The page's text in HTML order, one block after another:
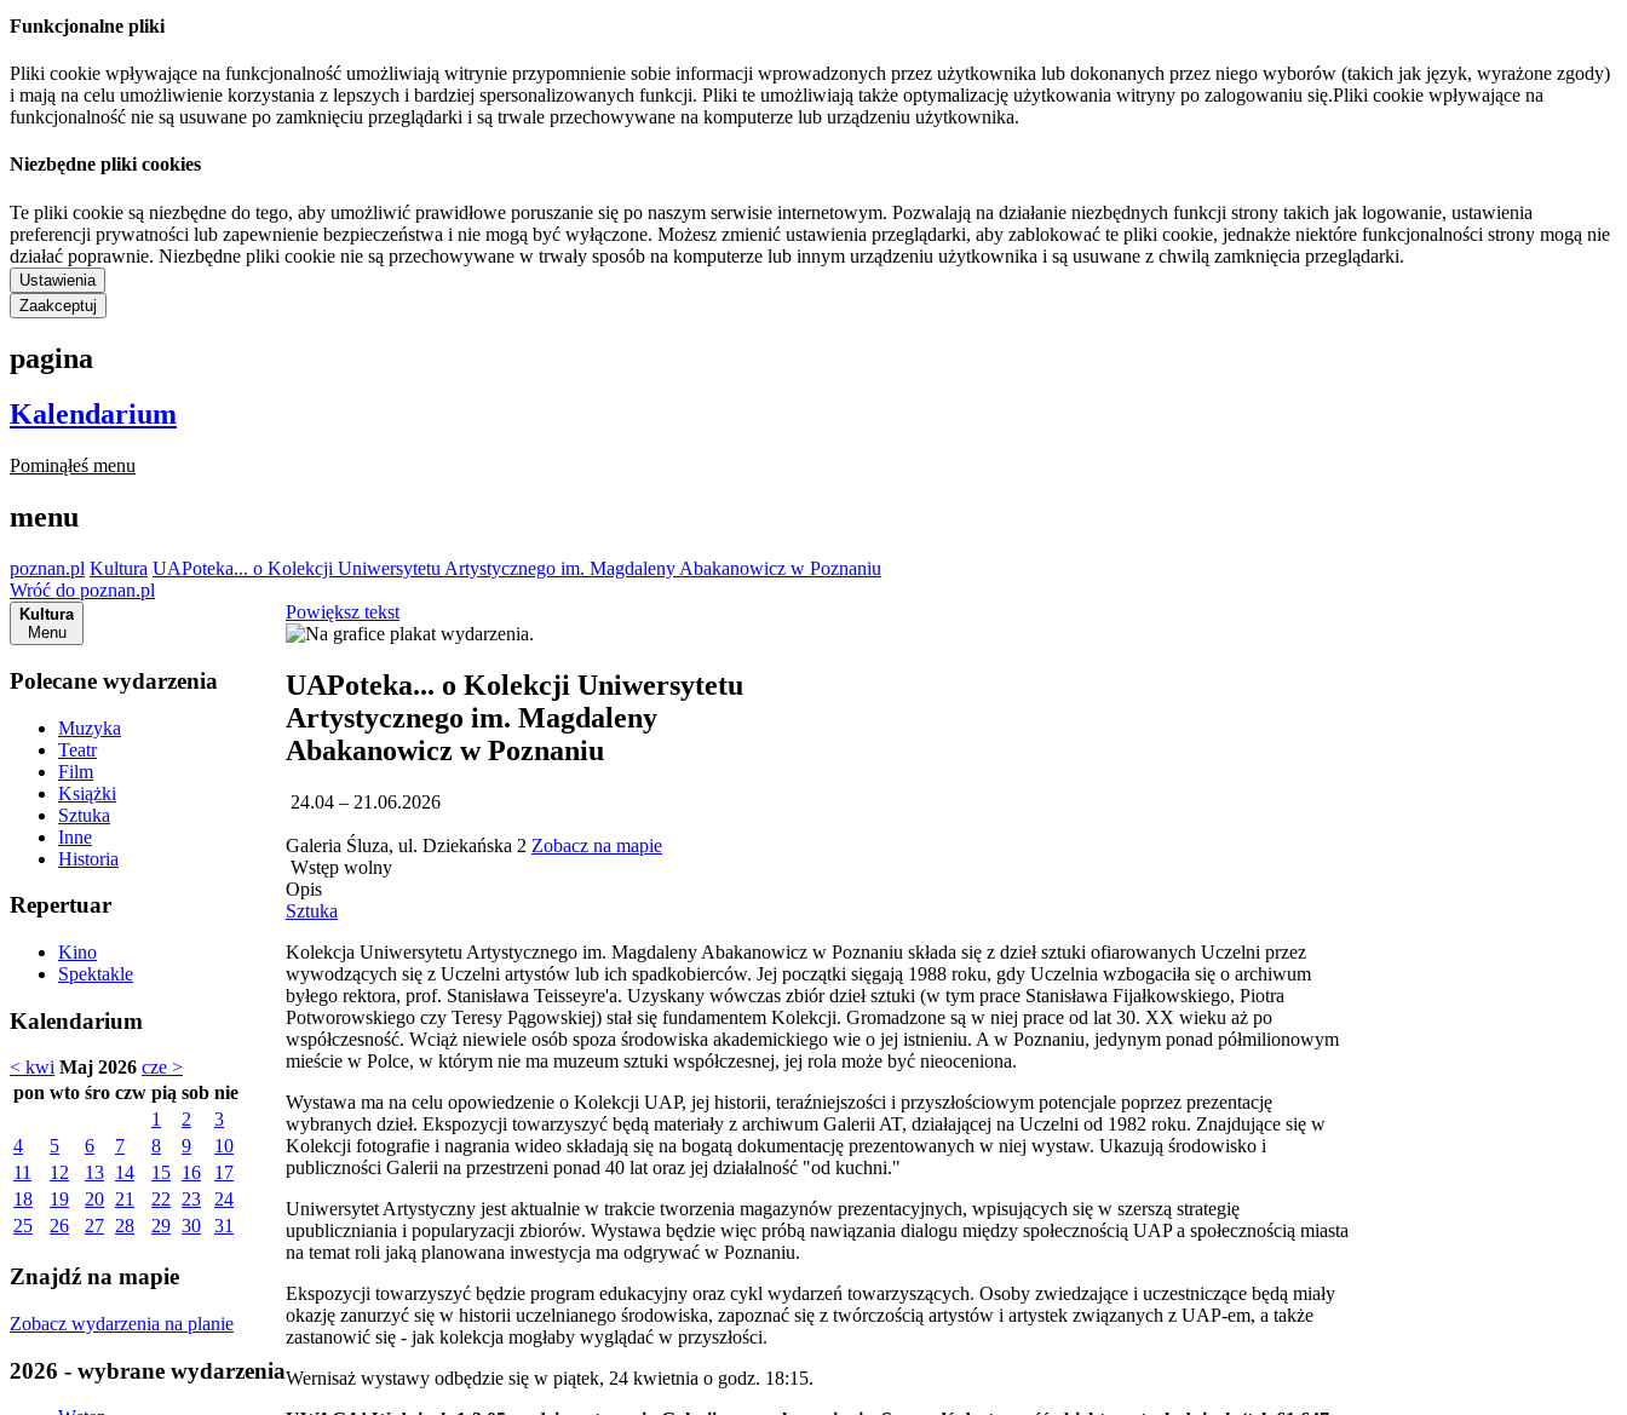
Funkcjonalne pliki
Pliki cookie wpływające na funkcjonalność umożliwiają witrynie przypomnienie sobie informacji wprowadzonych przez użytkownika lub dokonanych przez niego wyborów (takich jak język, wyrażone zgody)
i mają na celu umożliwienie korzystania z lepszych i bardziej spersonalizowanych funkcji. Pliki te umożliwiają także optymalizację użytkowania witryny po zalogowaniu się.Pliki cookie wpływające na
funkcjonalność nie są usuwane po zamknięciu przeglądarki i są trwale przechowywane na komputerze lub urządzeniu użytkownika.
Niezbędne pliki cookies
Te pliki cookie są niezbędne do tego, aby umożliwić prawidłowe poruszanie się po naszym serwisie internetowym. Pozwalają na działanie niezbędnych funkcji strony takich jak logowanie, ustawienia
preferencji prywatności lub zapewnienie bezpieczeństwa i nie mogą być wyłączone. Możesz zmienić ustawienia przeglądarki, aby zablokować te pliki cookie, jednakże niektóre funkcjonalności strony mogą nie
działać poprawnie. Niezbędne pliki cookie nie są przechowywane w trwały sposób na komputerze lub innym urządzeniu użytkownika i są usuwane z chwilą zamknięcia przeglądarki.
Ustawienia
Zaakceptuj
pagina
Kalendarium
Pominąłeś menu
menu
poznan.pl Kultura UAPoteka... o Kolekcji Uniwersytetu Artystycznego im. Magdaleny Abakanowicz w Poznaniu
Wróć do poznan.pl
Kultura
Menu
Polecane wydarzenia
Muzyka
Teatr
Film
Książki
Sztuka
Inne
Historia
Repertuar
Kino
Spektakle
Kalendarium
< kwi Maj 2026 cze >
pon wto śro czw pią sob nie
1
2
3
4
5 6 7 8 9
10
11
12 13 14 15 16
17
18
19 20 21 22 23
24
25
26 27 28 29 30 31
Znajdź na mapie
Zobacz wydarzenia na planie
2026 - wybrane wydarzenia
Powiększ tekst
UAPoteka... o Kolekcji Uniwersytetu
Artystycznego im. Magdaleny
Abakanowicz w Poznaniu
24.04 – 21.06.2026
Galeria Śluza, ul. Dziekańska 2 Zobacz na mapie
Wstęp wolny
Opis
Sztuka
Kolekcja Uniwersytetu Artystycznego im. Magdaleny Abakanowicz w Poznaniu składa się z dzieł sztuki ofiarowanych Uczelni przez
wywodzących się z Uczelni artystów lub ich spadkobierców. Jej początki sięgają 1988 roku, gdy Uczelnia wzbogaciła się o archiwum
byłego rektora, prof. Stanisława Teisseyre'a. Uzyskany wówczas zbiór dzieł sztuki (w tym prace Stanisława Fijałkowskiego, Piotra
Potworowskiego czy Teresy Pągowskiej) stał się fundamentem Kolekcji. Gromadzone są w niej prace od lat 30. XX wieku aż po
współczesność. Wciąż niewiele osób spoza środowiska akademickiego wie o jej istnieniu. A w Poznaniu, jedynym ponad półmilionowym
mieście w Polce, w którym nie ma muzeum sztuki współczesnej, jej rola może być nieoceniona.
Wystawa ma na celu opowiedzenie o Kolekcji UAP, jej historii, teraźniejszości i przyszłościowym potencjale poprzez prezentację
wybranych dzieł. Ekspozycji towarzyszyć będą materiały z archiwum Galerii AT, działającej na Uczelni od 1982 roku. Znajdujące się w
Kolekcji fotografie i nagrania wideo składają się na bogatą dokumentację prezentowanych w niej wystaw. Ukazują środowisko i
publiczności Galerii na przestrzeni ponad 40 lat oraz jej działalność "od kuchni."
Uniwersytet Artystyczny jest aktualnie w trakcie tworzenia magazynów prezentacyjnych, wpisujących się w szerszą strategię
upubliczniania i popularyzacji zbiorów. Wystawa będzie więc próbą nawiązania dialogu między społecznością UAP a społecznością miasta
na temat roli jaką planowana inwestycja ma odgrywać w Poznaniu.
Ekspozycji towarzyszyć będzie program edukacyjny oraz cykl wydarzeń towarzyszących. Osoby zwiedzające i uczestniczące będą miały
okazję zanurzyć się w historii uczelnianego środowiska, zapoznać się z twórczością artystów i artystek związanych z UAP-em, a także
zastanowić się - jak kolekcja mogłaby wyglądać w przyszłości.
Wernisaż wystawy odbędzie się w piątek, 24 kwietnia o godz. 18:15.